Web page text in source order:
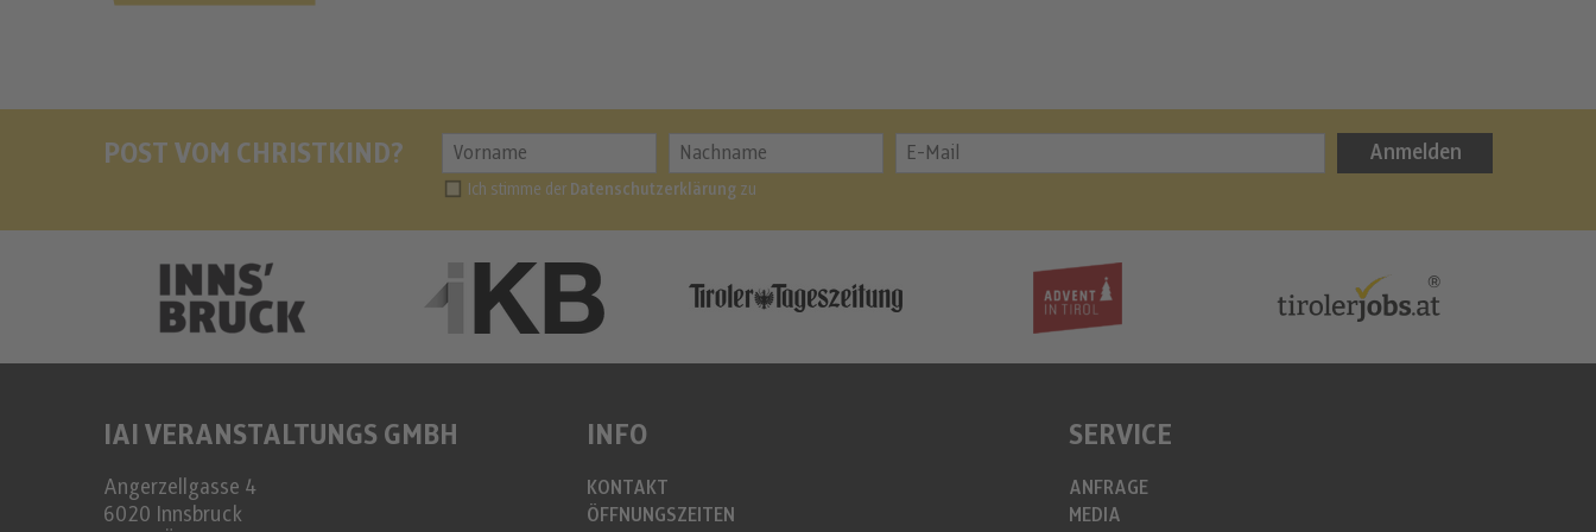
POST VOM CHRISTKIND? Anmelden
Ich stimme der Datenschutzerklärung zu
IAI VERANSTALTUNGS GMBH
Angerzellgasse 4
6020 Innsbruck
INFO
KONTAKT
ÖFFNUNGSZEITEN
SERVICE
ANFRAGE
MEDIA